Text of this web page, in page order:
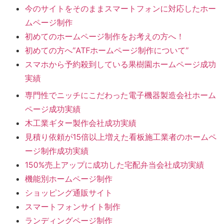
今のサイトをそのままスマートフォンに対応したホー
ムページ制作
初めてのホームページ制作をお考えの方へ！
初めての方へ”ATFホームページ制作について”
スマホから予約殺到している果樹園ホームページ成功
実績
専門性でニッチにこだわった電子機器製造会社ホーム
ページ成功実績
木工業ギター製作会社成功実績
見積り依頼が15倍以上増えた看板施工業者のホームペ
ージ制作成功実績
150%売上アップに成功した宅配弁当会社成功実績
機能別ホームページ制作
ショッピング通販サイト
スマートフォンサイト制作
ランディングページ制作